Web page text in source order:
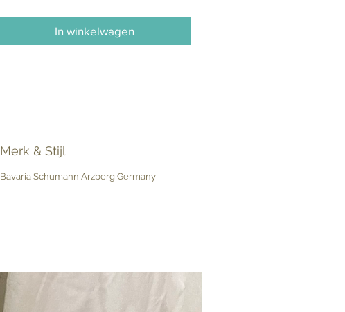
In winkelwagen
Merk & Stijl
Bavaria Schumann Arzberg Germany